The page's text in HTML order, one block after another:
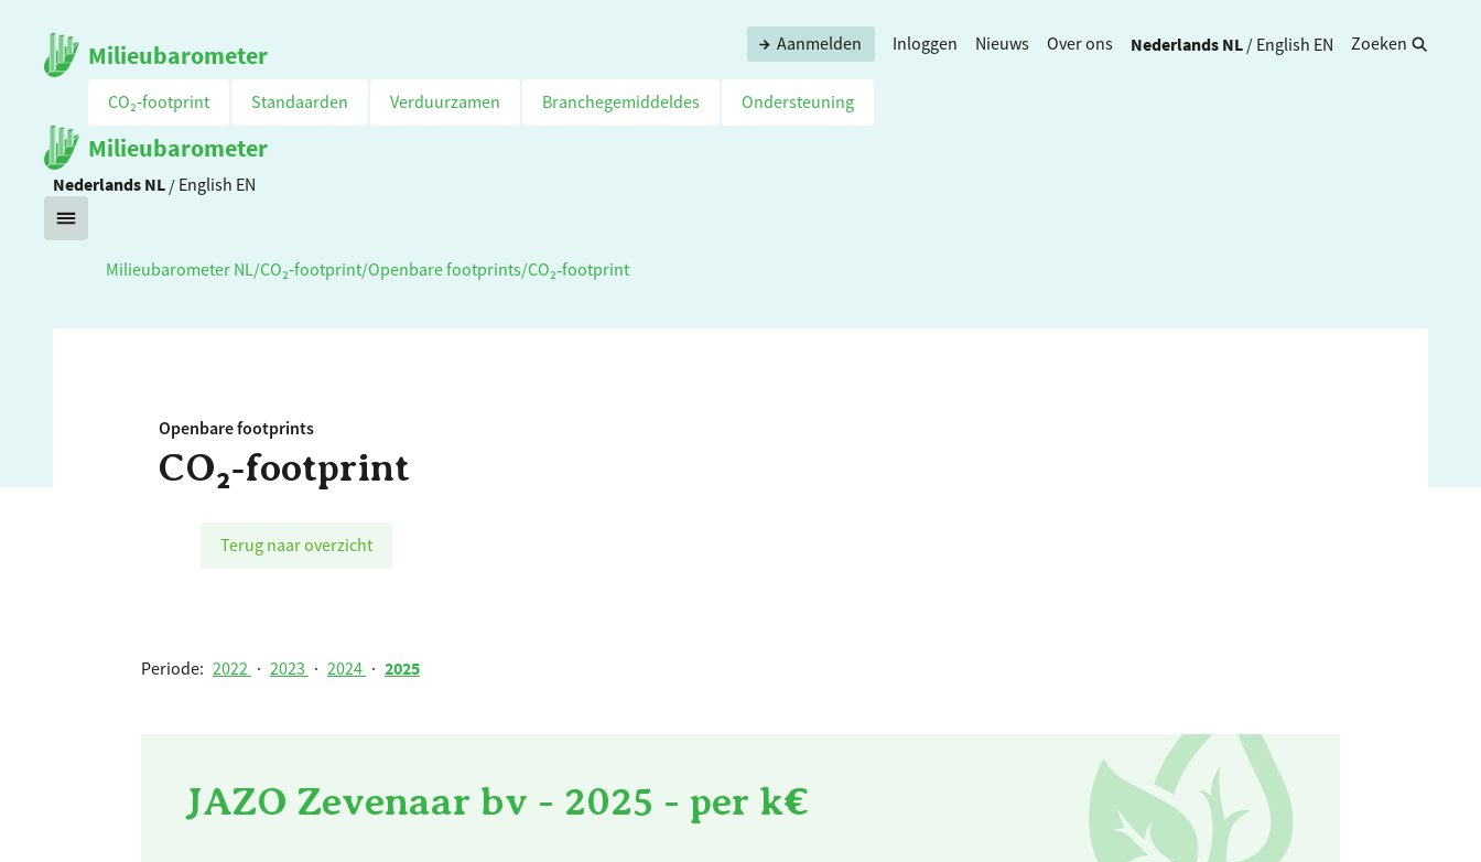
Milieubarometer Aanmelden Inloggen Nieuws Over ons Nederlands NL / English EN Zoeken
CO₂‑footprint Standaarden Verduurzamen Branchegemiddeldes Ondersteuning
Milieubarometer
Nederlands NL / English EN
Milieubarometer NL /CO₂‑footprint/Openbare footprints/CO₂‑footprint
Openbare footprints
CO₂‑footprint
Terug naar overzicht
Periode: 2022 · 2023 · 2024 · 2025
JAZO Zevenaar bv - 2025 - per k€